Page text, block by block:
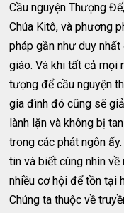
Cầu nguyện Thượng
Chúa Kitô, và phương
pháp gần như duy
giáo. Và khi tất cả mọi
tượng để cầu nguyện
gia đình đó cũng sẽ
lành lặn và không bị
trong các phát ngôn
tin và biết cùng nhìn
nhiều cơ hội để tồn tại
Chúng ta thuộc về